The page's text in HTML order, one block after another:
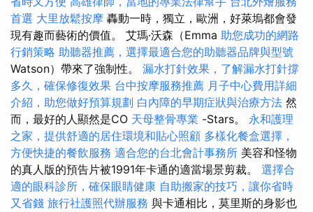
首選 大里放鬆按摩 轟動一時，獨立，歐洲，好萊塢都會發
現有趣而藝術的價值。 艾瑪·沃森（Emma 助您成功的網路
行銷策略 助聽器推薦，選擇最適合您的助聽器品牌與型號
Watson）帶來了強制性。 漏水打針效果，了解漏水打針撐
多久，確保修復效果 台中按摩服務推薦 月子中心費用詳細
介紹，助您做好預算規劃 白內障的早期症狀與治療方法 然
而，最好的人顯然是CO 天母整骨專業 -Stars。 永和護理
之家，提供舒適的居住環境和貼心照顧 多樣化餐盒選擇，
方便快捷的餐飲服務 適合您的台北會計事務所 美容和怪物
的真人版的預告片被1991年卡通的適當場景剪裁。 選擇合
適的眼科診所，確保眼睛健康 自助搬家的技巧，讓你省時
又省錢 旅行社護照代辦服務 與卡通相比，莫里斯的身影也